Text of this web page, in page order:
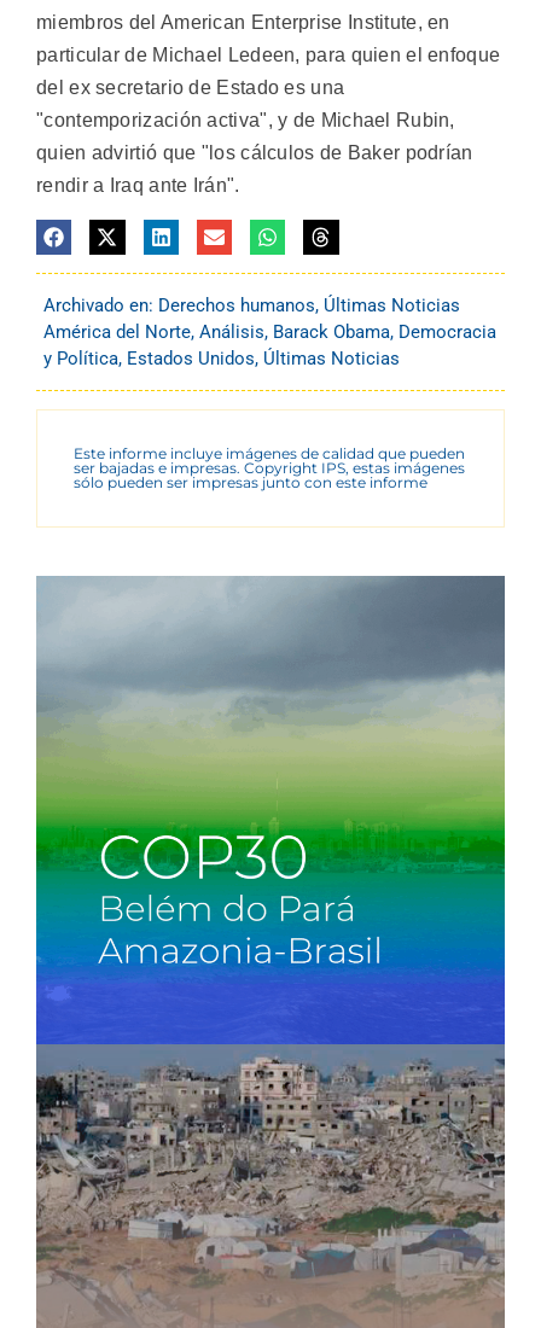
miembros del American Enterprise Institute, en
particular de Michael Ledeen, para quien el enfoque
del ex secretario de Estado es una
"contemporización activa", y de Michael Rubin,
quien advirtió que "los cálculos de Baker podrían
rendir a Iraq ante Irán".
Archivado en: Derechos humanos, Últimas Noticias
América del Norte, Análisis, Barack Obama, Democracia
y Política, Estados Unidos, Últimas Noticias
Este informe incluye imágenes de calidad que pueden
ser bajadas e impresas. Copyright IPS, estas imágenes
sólo pueden ser impresas junto con este informe